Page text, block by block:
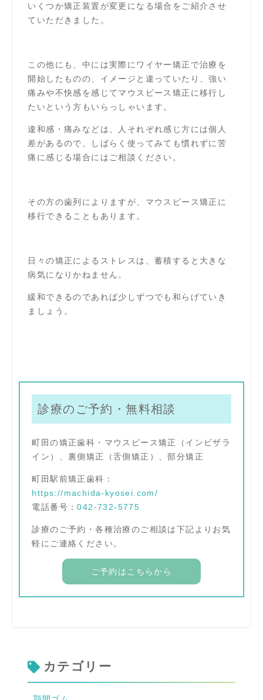
いくつか矯正装置が変更になる場合をご紹介させ
ていただきました。
この他にも、中には実際にワイヤー矯正で治療を
開始したものの、イメージと違っていたり、強い
痛みや不快感を感じてマウスピース矯正に移行し
たいという方もいらっしゃいます。
違和感・痛みなどは、人それぞれ感じ方には個人
差があるので、しばらく使ってみても慣れずに苦
痛に感じる場合にはご相談ください。
その方の歯列によりますが、マウスピース矯正に
移行できることもあります。
日々の矯正によるストレスは、蓄積すると大きな
病気になりかねません。
緩和できるのであれば少しずつでも和らげていき
ましょう。
診療のご予約・無料相談
町田の矯正歯科・マウスピース矯正（インビザラ
イン）、裏側矯正（舌側矯正）、部分矯正
町田駅前矯正歯科：
https://machida-kyosei.com/
電話番号：042-732-5775
診療のご予約・各種治療のご相談は下記よりお気
軽にご連絡ください。
ご予約はこちらから
カテゴリー